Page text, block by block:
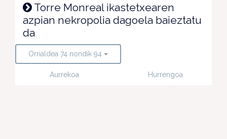
Torre Monreal ikastetxearen
azpian nekropolia dagoela baieztatu
da
Orrialdea 74 nondik 94
Aurrekoa Hurrengoa